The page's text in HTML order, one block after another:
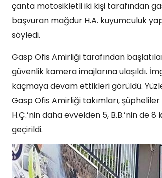
çanta motosikletli iki kişi tarafından
başvuran mağdur H.A. kuyumculuk
söyledi.
Gasp Ofis Amirliği tarafından
güvenlik kamera imajlarına ulaşıldı.
kaçmaya devam ettikleri görüldü.
Gasp Ofis Amirliği takımları, şüpheliler
H.Ç.’nin daha evvelden 5, B.B.’nin
geçirildi.